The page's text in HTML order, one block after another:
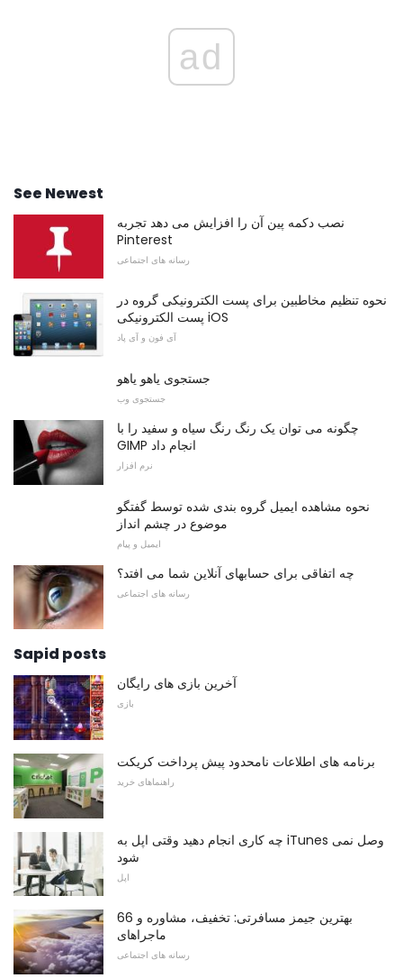
ad
See Newest
نصب دکمه پین ​​آن را افزایش می دهد تجربه
Pinterest
رسانه های اجتماعی
نحوه تنظیم مخاطبین برای پست الکترونیکی گروه در
پست الکترونیکی iOS
آی فون و آی پاد
جستجوی یاهو یاهو
جستجوی وب
چگونه می توان یک رنگ رنگ سیاه و سفید را با
GIMP انجام داد
نرم افزار
نحوه مشاهده ایمیل گروه بندی شده توسط گفتگو
موضوع در چشم انداز
ایمیل و پیام
چه اتفاقی برای حسابهای آنلاین شما می افتد؟
رسانه های اجتماعی
Sapid posts
آخرین بازی های رایگان
بازی
برنامه های اطلاعات نامحدود پیش پرداخت کریکت
راهنماهای خرید
چه کاری انجام دهید وقتی اپل به iTunes وصل نمی
شود
اپل
66 بهترین جیمز مسافرتی: تخفیف، مشاوره و
ماجراهای
رسانه های اجتماعی